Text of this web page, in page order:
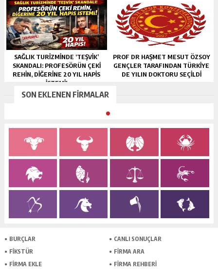
SAĞLIK TURİZMİNDE ‘TEŞVİK’
SKANDALI: PROFESÖRÜN ÇEKİ
REHİN, DİĞERİNE 20 YIL HAPİS
İSTEMİ!
PROF DR HAŞMET MESUT ÖZSOY
GENÇLER TARAFINDAN TÜRKİYE
DE YILIN DOKTORU SEÇİLDİ
SON EKLENEN FİRMALAR
BURÇLAR
CANLI SONUÇLAR
FİKSTÜR
FİRMA ARA
FİRMA EKLE
FİRMA REHBERİ